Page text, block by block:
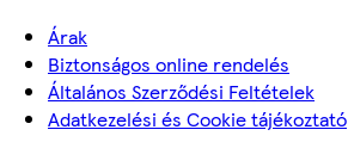
Árak
Biztonságos online rendelés
Általános Szerződési Feltételek
Adatkezelési és Cookie tájékoztató